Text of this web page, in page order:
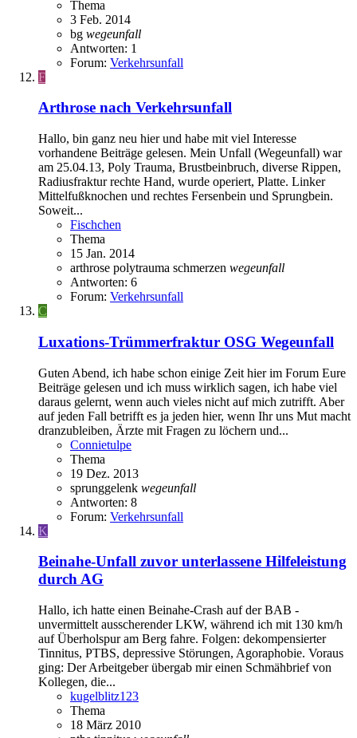
Thema
3 Feb. 2014
bg wegeunfall
Antworten: 1
Forum: Verkehrsunfall
F
Arthrose nach Verkehrsunfall
Hallo, bin ganz neu hier und habe mit viel Interesse
vorhandene Beiträge gelesen. Mein Unfall (Wegeunfall) war
am 25.04.13, Poly Trauma, Brustbeinbruch, diverse Rippen,
Radiusfraktur rechte Hand, wurde operiert, Platte. Linker
Mittelfußknochen und rechtes Fersenbein und Sprungbein.
Soweit...
Fischchen
Thema
15 Jan. 2014
arthrose polytrauma schmerzen wegeunfall
Antworten: 6
Forum: Verkehrsunfall
C
Luxations-Trümmerfraktur OSG Wegeunfall
Guten Abend, ich habe schon einige Zeit hier im Forum Eure
Beiträge gelesen und ich muss wirklich sagen, ich habe viel
daraus gelernt, wenn auch vieles nicht auf mich zutrifft. Aber
auf jeden Fall betrifft es ja jeden hier, wenn Ihr uns Mut macht
dranzubleiben, Ärzte mit Fragen zu löchern und...
Connietulpe
Thema
19 Dez. 2013
sprunggelenk wegeunfall
Antworten: 8
Forum: Verkehrsunfall
K
Beinahe-Unfall zuvor unterlassene Hilfeleistung
durch AG
Hallo, ich hatte einen Beinahe-Crash auf der BAB -
unvermittelt ausscherender LKW, während ich mit 130 km/h
auf Überholspur am Berg fahre. Folgen: dekompensierter
Tinnitus, PTBS, depressive Störungen, Agoraphobie. Voraus
ging: Der Arbeitgeber übergab mir einen Schmähbrief von
Kollegen, die...
kugelblitz123
Thema
18 März 2010